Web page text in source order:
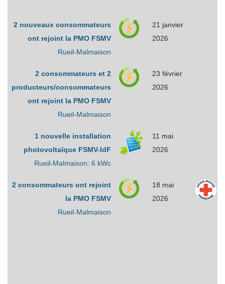
2 nouveaux consommateurs
ont rejoint la PMO FSMV
Rueil-Malmaison
21 janvier
2026
2 consommateurs et 2
producteurs/consommateurs
ont rejoint la PMO FSMV
Rueil-Malmaison
23 février
2026
1 nouvelle installation
photovoltaïque FSMV-IdF
Rueil-Malmaison: 6 kWc
11 mai
2026
2 consommateurs ont rejoint
la PMO FSMV
Rueil-Malmaison
18 mai
2026